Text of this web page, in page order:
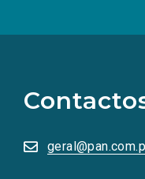
redes
sociais
numa
nova